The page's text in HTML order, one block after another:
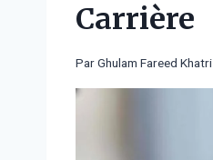
Carrière
ParGhulam Fareed Khatri